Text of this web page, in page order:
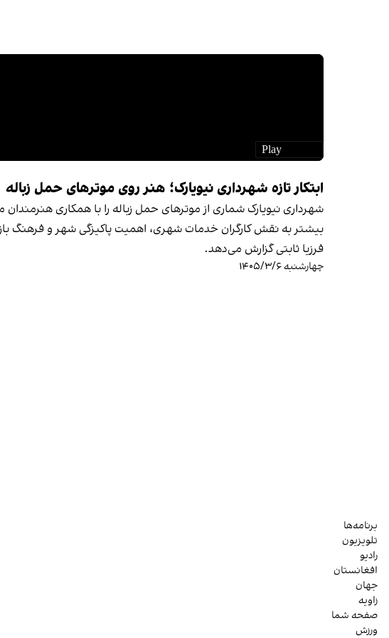
ابتکار تازه شهرداری نیویارک؛ هنر روی موترهای حمل زباله
شهرداری نیویارک شماری از موترهای حمل زباله را با همکاری
بیشتر به نقش کارگران خدمات شهری، اهمیت پاکیزگی شهر و فرهنگ
فرزیا ثابتی گزارش می‌دهد.
چهارشنبه ۱۴۰۵/۳/۶
برنامه‌ها
تلویزیون
رادیو
افغانستان
جهان
زاویه
صفحه شما
ورزش